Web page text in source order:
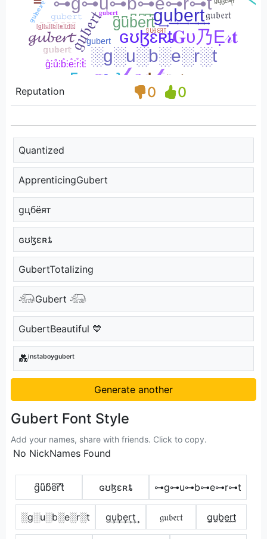
Reputation 0 0
Quantized
ApprenticingGubert
gцбёят
ɢʊɮɛʀȶ
GubertTotalizing
𓃰Gubert 𓃰
GubertBeautiful 💙
💑ⁱⁿˢᵗᵃᵇᵒʸᵍᵘᵇᵉʳᵗ
Generate another
Gubert Font Style
Add your names, share with friends. Click to copy.
No NickNames Found
g͆u͆b͆e͆r͆t͆ ɢʊɮɛʀȶ ⊶g⊶u⊶b⊶e⊶r⊶t
░g░u░b░e░r░t g͢u͢b͢e͢r͢t͢ 𝔤𝔲𝔟𝔢𝔯𝔱 g̼u̼b̼e̼r̼t̼